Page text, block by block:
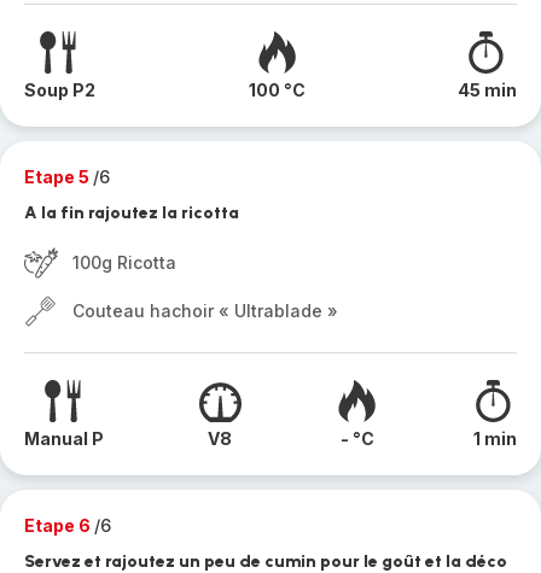
Soup P2 100 °C 45 min
Etape 5 /6
A la fin rajoutez la ricotta
100g Ricotta
Couteau hachoir « Ultrablade »
Manual P V8 - °C 1 min
Etape 6 /6
Servez et rajoutez un peu de cumin pour le goût et la déco